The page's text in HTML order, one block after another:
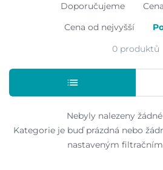
Doporučujeme
Cena od nejvyšší
0 produktů
Nebyly nalezeny
Kategorie je buď prázdná nebo
nastaveným